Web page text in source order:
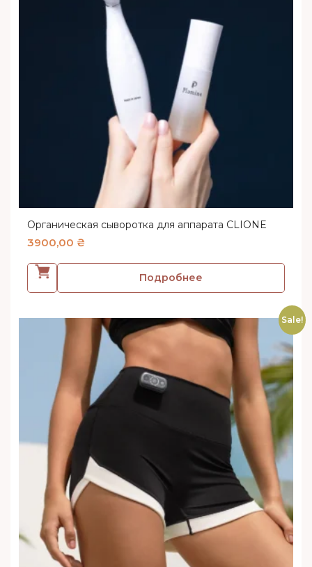
Органическая сыворотка для аппарата CLIONE
3900,00 ₴
Подробнее
Sale!